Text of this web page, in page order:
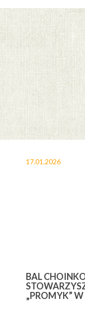
17.01.2026
BAL
„PROMYK”